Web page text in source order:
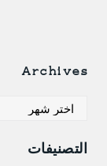
Archives
Archives
التصنيفات